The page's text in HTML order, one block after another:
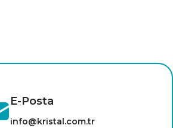
E-Posta
info@kristal.com.tr